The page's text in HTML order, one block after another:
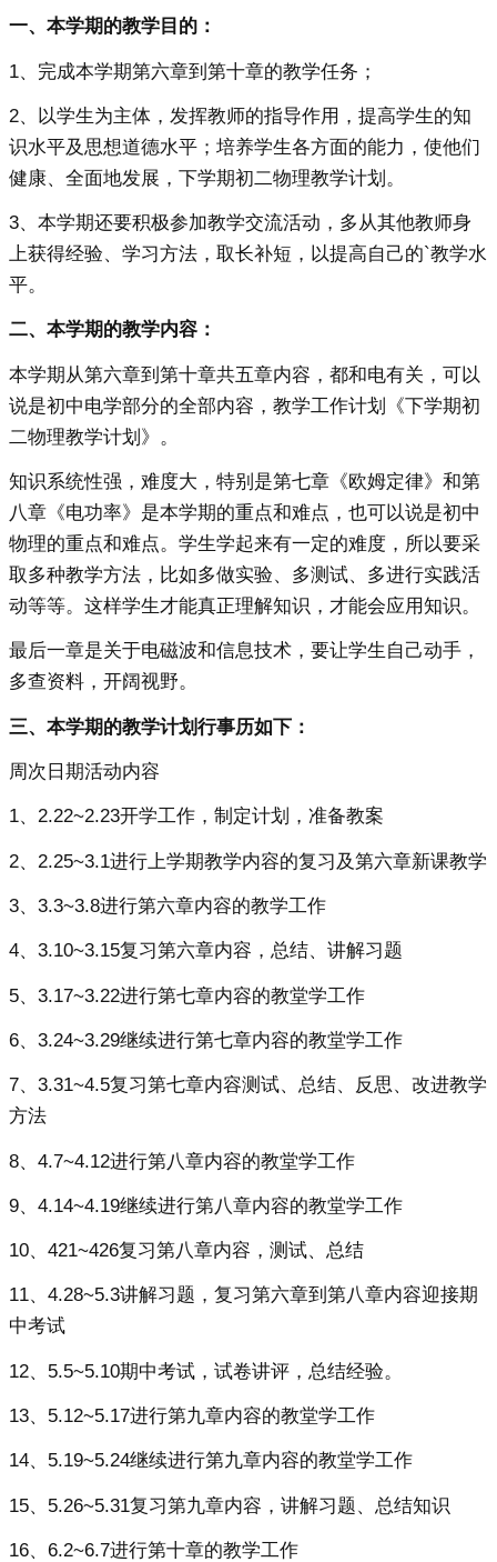
一、本学期的教学目的：
1、完成本学期第六章到第十章的教学任务；
2、以学生为主体，发挥教师的指导作用，提高学生的知
识水平及思想道德水平；培养学生各方面的能力，使他们
健康、全面地发展，下学期初二物理教学计划。
3、本学期还要积极参加教学交流活动，多从其他教师身
上获得经验、学习方法，取长补短，以提高自己的`教学水
平。
二、本学期的教学内容：
本学期从第六章到第十章共五章内容，都和电有关，可以
说是初中电学部分的全部内容，教学工作计划《下学期初
二物理教学计划》。
知识系统性强，难度大，特别是第七章《欧姆定律》和第
八章《电功率》是本学期的重点和难点，也可以说是初中
物理的重点和难点。学生学起来有一定的难度，所以要采
取多种教学方法，比如多做实验、多测试、多进行实践活
动等等。这样学生才能真正理解知识，才能会应用知识。
最后一章是关于电磁波和信息技术，要让学生自己动手，
多查资料，开阔视野。
三、本学期的教学计划行事历如下：
周次日期活动内容
1、2.22~2.23开学工作，制定计划，准备教案
2、2.25~3.1进行上学期教学内容的复习及第六章新课教学
3、3.3~3.8进行第六章内容的教学工作
4、3.10~3.15复习第六章内容，总结、讲解习题
5、3.17~3.22进行第七章内容的教堂学工作
6、3.24~3.29继续进行第七章内容的教堂学工作
7、3.31~4.5复习第七章内容测试、总结、反思、改进教学
方法
8、4.7~4.12进行第八章内容的教堂学工作
9、4.14~4.19继续进行第八章内容的教堂学工作
10、421~426复习第八章内容，测试、总结
11、4.28~5.3讲解习题，复习第六章到第八章内容迎接期
中考试
12、5.5~5.10期中考试，试卷讲评，总结经验。
13、5.12~5.17进行第九章内容的教堂学工作
14、5.19~5.24继续进行第九章内容的教堂学工作
15、5.26~5.31复习第九章内容，讲解习题、总结知识
16、6.2~6.7进行第十章的教学工作